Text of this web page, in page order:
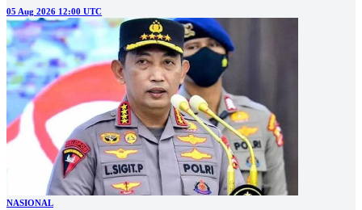
05 Aug 2026 12:00 UTC
NASIONAL